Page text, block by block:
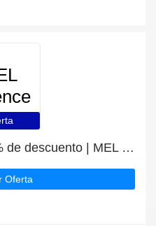
Grandes ahorros con 8% de descuento | MEL Science últimas ofertas
Oferta